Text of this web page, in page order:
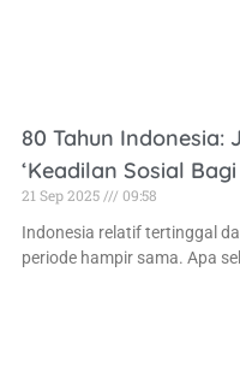
80 Tahun Indonesia:
‘Keadilan Sosial
21 Sep 2025
09:58
Indonesia relatif tertinggal
periode hampir sama. Apa